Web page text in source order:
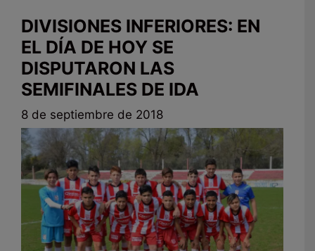
DIVISIONES INFERIORES: EN
EL DÍA DE HOY SE
DISPUTARON LAS
SEMIFINALES DE IDA
8 de septiembre de 2018